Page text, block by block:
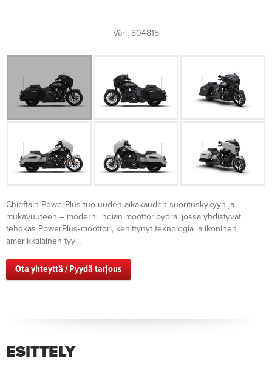
Väri: 804815
Chieftain PowerPlus tuo uuden aikakauden suorituskykyyn ja
mukavuuteen – moderni indian moottoripyörä, jossa yhdistyvät
tehokas PowerPlus‑moottori, kehittynyt teknologia ja ikoninen
amerikkalainen tyyli.
Ota yhteyttä / Pyydä tarjous
ESITTELY